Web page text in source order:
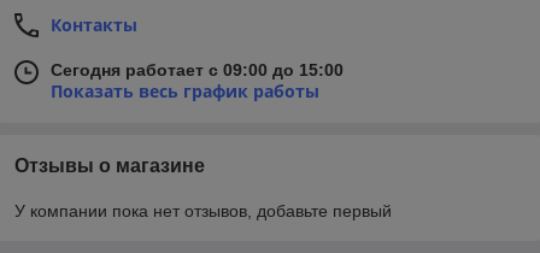
Контакты
Сегодня работает с 09:00 до 15:00
Показать весь график работы
Отзывы о магазине
У компании пока нет отзывов, добавьте первый